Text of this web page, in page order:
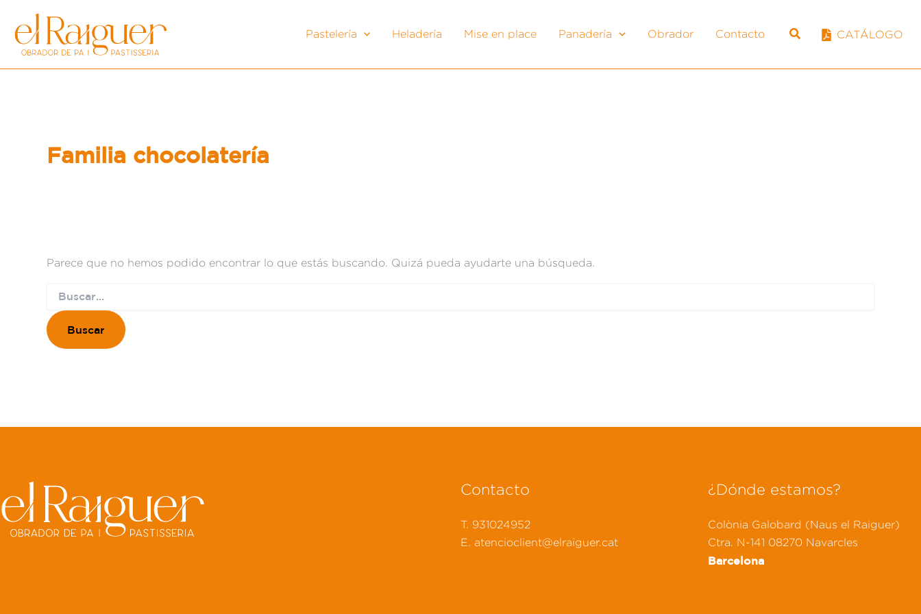
contenido
Pastelería Heladería Mise en place Panadería Obrador Contacto CATÁLOGO
Familia chocolatería
Parece que no hemos podido encontrar lo que estás buscando. Quizá pueda ayudarte una búsqueda.
por:
Contacto
T. 931024952
E. atencioclient@elraiguer.cat
¿Dónde estamos?
Colònia Galobard (Naus el Raiguer)
Ctra. N-141 08270 Navarcles
Barcelona